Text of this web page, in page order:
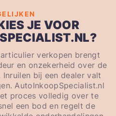
JE VOOR
verkopen brengt
en onzekerheid over de
bij een dealer valt
AutoInkoopSpecialist.nl
proces volledig over te
een bod en regelt de